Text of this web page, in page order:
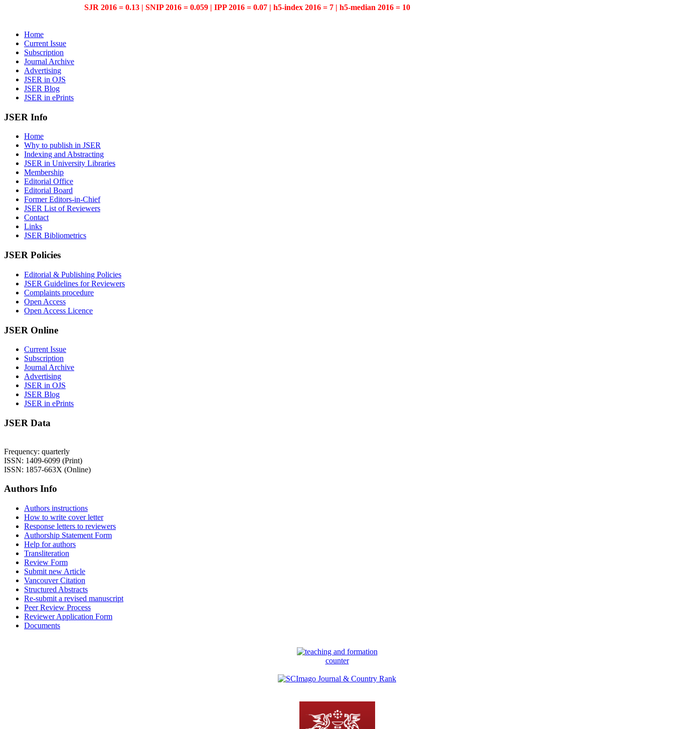
SJR 2016 = 0.13 | SNIP 2016 = 0.059 | IPP 2016 = 0.07 | h5-index 2016 = 7 | h5-median 2016 = 10
Home
Current Issue
Subscription
Journal Archive
Advertising
JSER in OJS
JSER Blog
JSER in ePrints
JSER Info
Home
Why to publish in JSER
Indexing and Abstracting
JSER in University Libraries
Membership
Editorial Office
Editorial Board
Former Editors-in-Chief
JSER List of Reviewers
Contact
Links
JSER Bibliometrics
JSER Policies
Editorial & Publishing Policies
JSER Guidelines for Reviewers
Complaints procedure
Open Access
Open Access Licence
JSER Online
Current Issue
Subscription
Journal Archive
Advertising
JSER in OJS
JSER Blog
JSER in ePrints
JSER Data
Frequency: quarterly
ISSN: 1409-6099 (Print)
ISSN: 1857-663X (Online)
Authors Info
Authors instructions
How to write cover letter
Response letters to reviewers
Authorship Statement Form
Help for authors
Transliteration
Review Form
Submit new Article
Vancouver Citation
Structured Abstracts
Re-submit a revised manuscript
Peer Review Process
Reviewer Application Form
Documents
counter